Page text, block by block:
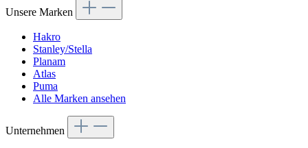
Unsere Marken
Hakro
Stanley/Stella
Planam
Atlas
Puma
Alle Marken ansehen
Unternehmen